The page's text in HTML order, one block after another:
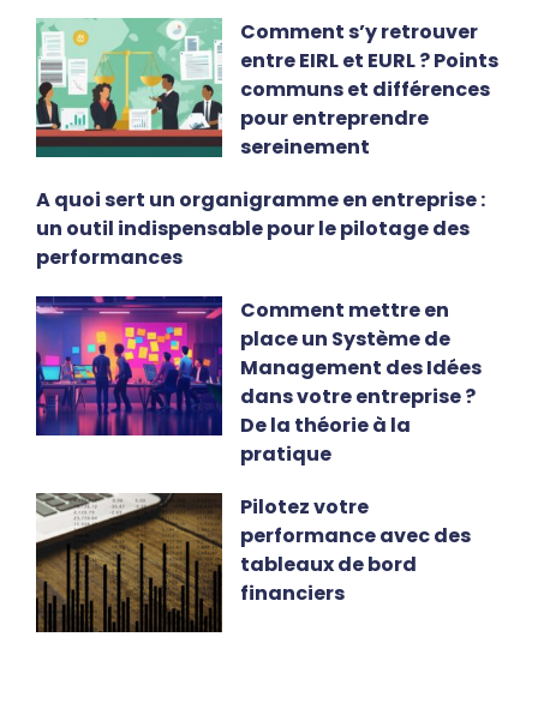
Comment s’y retrouver
entre EIRL et EURL ? Points
communs et différences
pour entreprendre
sereinement
A quoi sert un organigramme en entreprise :
un outil indispensable pour le pilotage des
performances
Comment mettre en
place un Système de
Management des Idées
dans votre entreprise ?
De la théorie à la
pratique
Pilotez votre
performance avec des
tableaux de bord
financiers